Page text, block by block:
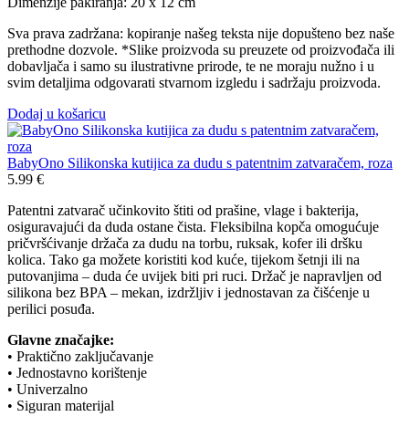
Sva prava zadržana: kopiranje našeg teksta nije dopušteno bez naše
prethodne dozvole. *Slike proizvoda su preuzete od proizvođača ili
dobavljača i samo su ilustrativne prirode, te ne moraju nužno i u
svim detaljima odgovarati stvarnom izgledu i sadržaju proizvoda.
Dodaj u košaricu
BabyOno Silikonska kutijica za dudu s patentnim zatvaračem, roza
5.99 €
Patentni zatvarač učinkovito štiti od prašine, vlage i bakterija,
osiguravajući da duda ostane čista. Fleksibilna kopča omogućuje
pričvršćivanje držača za dudu na torbu, ruksak, kofer ili dršku
kolica. Tako ga možete koristiti kod kuće, tijekom šetnji ili na
putovanjima – duda će uvijek biti pri ruci. Držač je napravljen od
silikona bez BPA – mekan, izdržljiv i jednostavan za čišćenje u
perilici posuđa.
Glavne značajke:
• Praktično zaključavanje
• Jednostavno korištenje
• Univerzalno
• Siguran materijal